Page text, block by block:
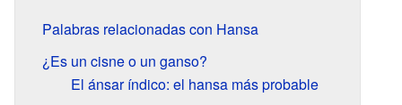
Palabras relacionadas con Hansa
¿Es un cisne o un ganso?
El ánsar índico: el hansa más probable